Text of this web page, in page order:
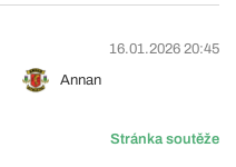
16.01.2026 20:45
Annan
Stránka soutěže